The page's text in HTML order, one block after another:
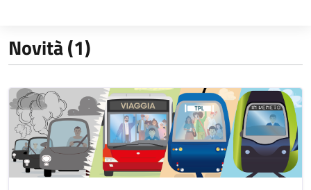
Novità (1)